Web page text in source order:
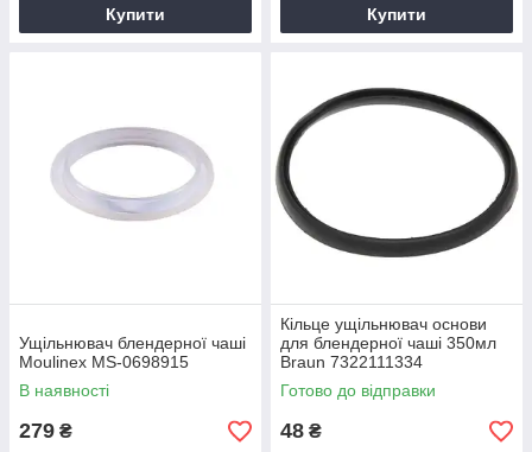
Купити Купити
Ущільнювач блендерної чаші
Moulinex MS-0698915
В наявності
279 ₴
Кільце ущільнювач основи
для блендерної чаші 350мл
Braun 7322111334
Готово до відправки
48 ₴